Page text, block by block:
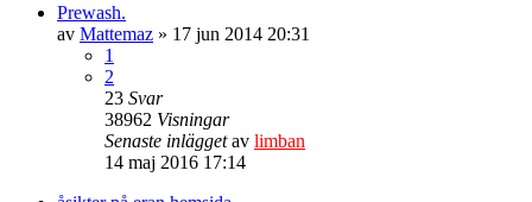
Prewash.
av Mattemaz » 17 jun 2014 20:31
1
2
23 Svar
38962 Visningar
Senaste inläggetav limban
14 maj 2016 17:14